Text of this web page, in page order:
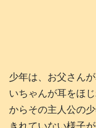
少年は、お父さん
いちゃんが耳をほ
からその主人公の